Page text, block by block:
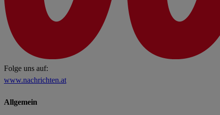
Folge uns auf:
www.nachrichten.at
Allgemein